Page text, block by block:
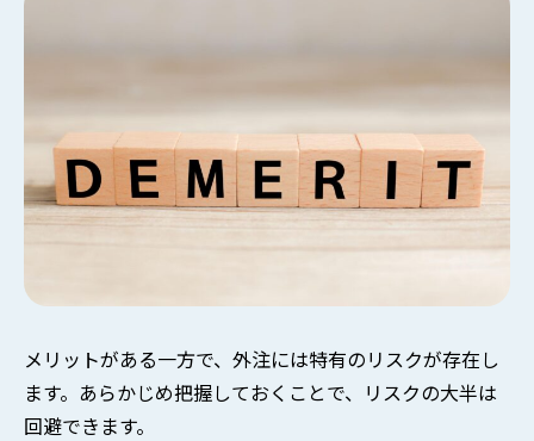
メリットがある一方で、外注には特有のリスクが存在し
ます。あらかじめ把握しておくことで、リスクの大半は
回避できます。